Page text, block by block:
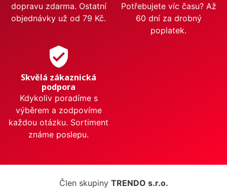
dopravu zdarma. Ostatní
objednávky už od 79 Kč.
Potřebujete víc času? Až
60 dní za drobný
poplatek.
verified_user
Skvělá zákaznická
podpora
Kdykoliv poradíme s
výběrem a zodpovíme
každou otázku. Sortiment
známe poslepu.
Člen skupiny TRENDO s.r.o.